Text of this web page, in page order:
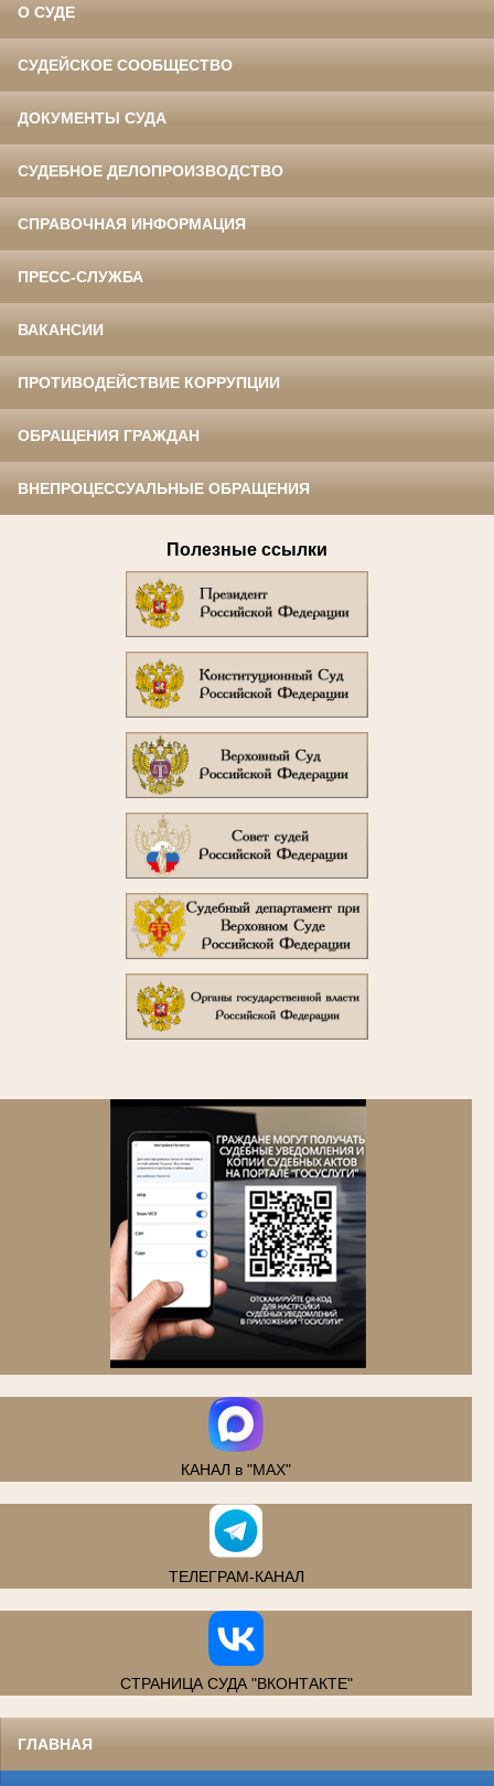
О СУДЕ
СУДЕЙСКОЕ СООБЩЕСТВО
ДОКУМЕНТЫ СУДА
СУДЕБНОЕ ДЕЛОПРОИЗВОДСТВО
СПРАВОЧНАЯ ИНФОРМАЦИЯ
ПРЕСС-СЛУЖБА
ВАКАНСИИ
ПРОТИВОДЕЙСТВИЕ КОРРУПЦИИ
ОБРАЩЕНИЯ ГРАЖДАН
ВНЕПРОЦЕССУАЛЬНЫЕ ОБРАЩЕНИЯ
Полезные ссылки
КАНАЛ в "MAX"
ТЕЛЕГРАМ-КАНАЛ
СТРАНИЦА СУДА "ВКОНТАКТЕ"
ГЛАВНАЯ